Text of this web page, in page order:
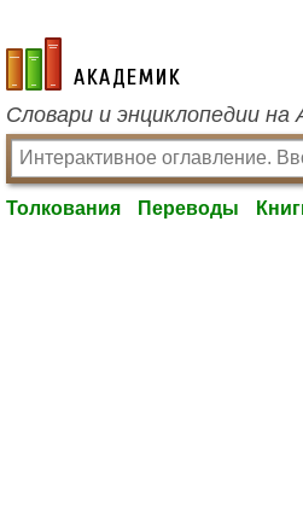
academic.ru
Словари и энциклопедии на
Толкования Переводы